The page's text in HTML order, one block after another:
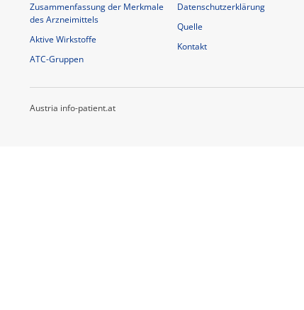
Zusammenfassung der Merkmale
des Arzneimittels
Aktive Wirkstoffe
ATC-Gruppen
Datenschutzerklärung
Quelle
Kontakt
Austria info-patient.at